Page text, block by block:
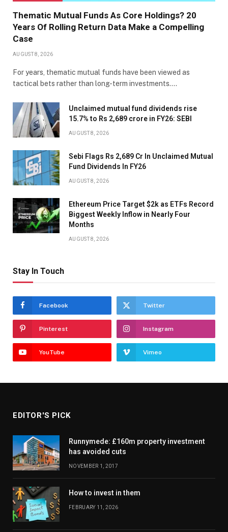
Thematic Mutual Funds As Core Holdings? 20
Years Of Rolling Return Data Make a Compelling
Case
AUGUST 8, 2026
For years, thematic mutual funds have been viewed as
tactical bets rather than long-term investments.…
Unclaimed mutual fund dividends rise
15.7% to Rs 2,689 crore in FY26: SEBI
AUGUST 8, 2026
Sebi Flags Rs 2,689 Cr In Unclaimed Mutual
Fund Dividends In FY26
AUGUST 8, 2026
Ethereum Price Target $2k as ETFs Record
Biggest Weekly Inflow in Nearly Four
Months
AUGUST 8, 2026
Stay In Touch
Facebook Twitter
Pinterest Instagram
YouTube Vimeo
EDITOR'S PICK
Runnymede: £160m property investment
has avoided cuts
NOVEMBER 1, 2017
How to invest in them
FEBRUARY 11, 2026